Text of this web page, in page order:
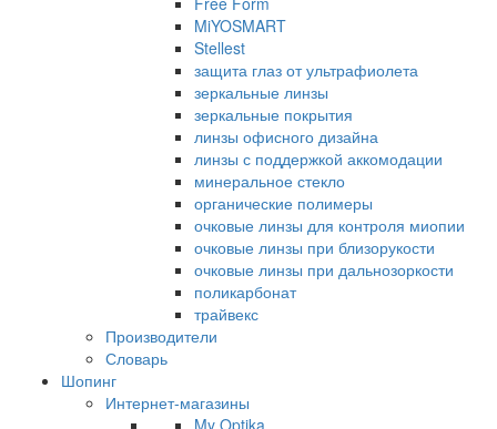
MiYOSMART
Stellest
защита глаз от ультрафиолета
зеркальные линзы
зеркальные покрытия
линзы офисного дизайна
линзы с поддержкой аккомодации
минеральное стекло
органические полимеры
очковые линзы для контроля миопии
очковые линзы при близорукости
очковые линзы при дальнозоркости
поликарбонат
трайвекс
Производители
Словарь
Шопинг
Интернет-магазины